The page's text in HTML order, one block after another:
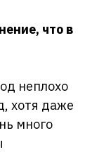
что в
неплохо
хотя даже
много